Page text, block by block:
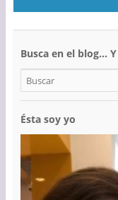
Busca en el blog…
Ésta soy yo